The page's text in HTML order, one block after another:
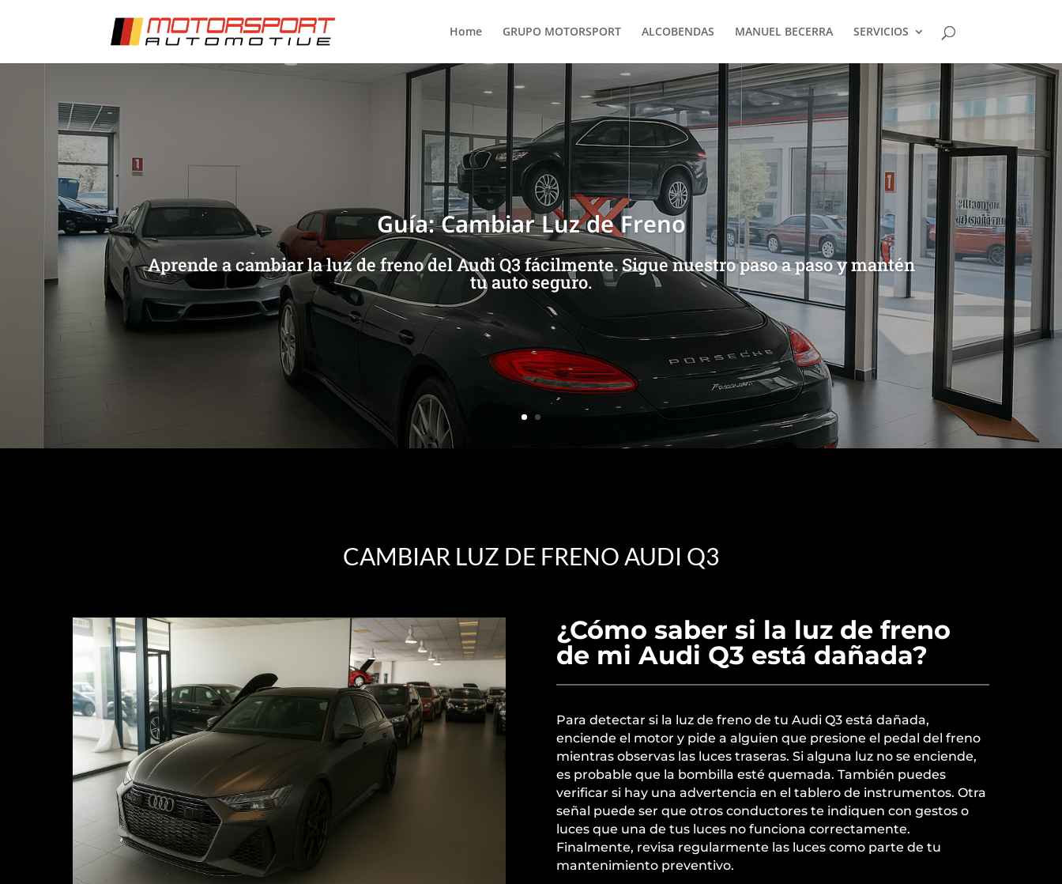
Home GRUPO MOTORSPORT ALCOBENDAS MANUEL BECERRA SERVICIOS
Guía: Cambiar Luz de Freno
Aprende a cambiar la luz de freno del Audi Q3 fácilmente. Sigue nuestro paso a paso y mantén
tu auto seguro.
CAMBIAR LUZ DE FRENO AUDI Q3
¿Cómo saber si la luz de freno
de mi Audi Q3 está dañada?
Para detectar si la luz de freno de tu Audi Q3 está dañada,
enciende el motor y pide a alguien que presione el pedal del freno
mientras observas las luces traseras. Si alguna luz no se enciende,
es probable que la bombilla esté quemada. También puedes
verificar si hay una advertencia en el tablero de instrumentos. Otra
señal puede ser que otros conductores te indiquen con gestos o
luces que una de tus luces no funciona correctamente.
Finalmente, revisa regularmente las luces como parte de tu
mantenimiento preventivo.